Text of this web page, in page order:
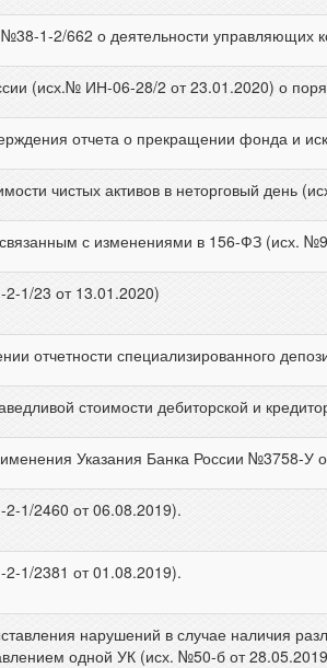
1-2/662 о деятельности управляющих
(исх.№ ИН-06-28/2 от 23.01.2020) о
отчета о прекращении фонда и
чистых активов в неторговый день
с изменениями в 156-ФЗ (исх.
1/23 от 13.01.2020)
отчетности специализированного
стоимости дебиторской и
Указания Банка России №3758-У
1/2460 от 06.08.2019).
1/2381 от 01.08.2019).
нарушений в случае наличия
одной УК (исх. №50-б от